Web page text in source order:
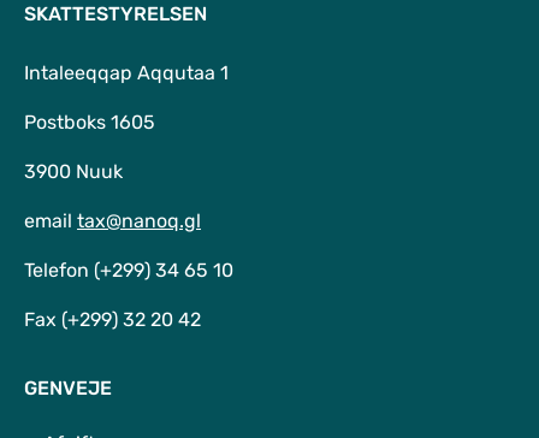
SKATTESTYRELSEN
Intaleeqqap Aqqutaa 1
Postboks 1605
3900 Nuuk
email tax@nanoq.gl
Telefon (+299) 34 65 10
Fax (+299) 32 20 42
GENVEJE